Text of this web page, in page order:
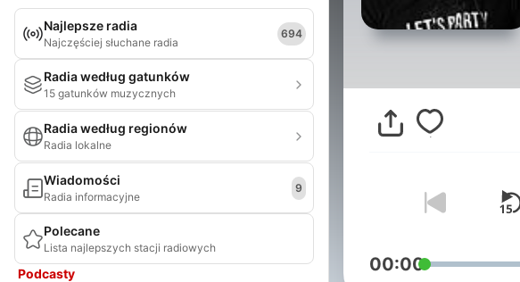
Najlepsze radia
Najczęściej słuchane radia
694
Radia według gatunków
15 gatunków muzycznych
Radia według regionów
Radia lokalne
Wiadomości
Radia informacyjne
9
Polecane
Lista najlepszych stacji radiowych
Podcasty 00:00